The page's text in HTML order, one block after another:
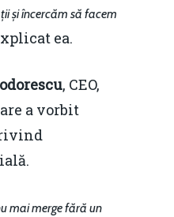
și încercăm să facem
ea.
, CEO,
a vorbit
mai merge fără un